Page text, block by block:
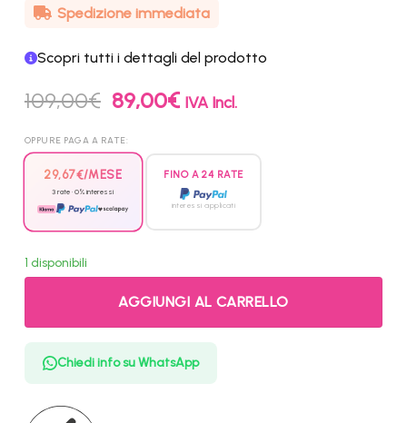
Spedizione immediata
Scopri tutti i dettagli del prodotto
109,00€ Il
prezzo
originale
era:
109,00€.
89,00€Il
89,00€.
IVA Incl.
OPPURE PAGA A RATE:
29,67€/MESE
3 rate · 0% interessi
FINO A 24 RATE
interessi applicati
1 disponibili
AGGIUNGI AL CARRELLO
Chiedi info su WhatsApp